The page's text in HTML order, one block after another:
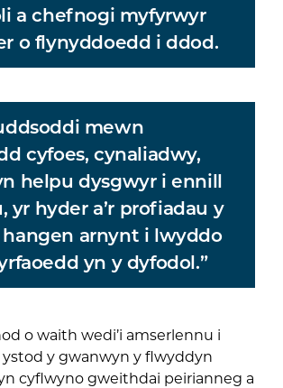
a chefnogi myfyrwyr
o flynyddoedd i ddod.
mewn
cyfoes, cynaliadwy,
helpu dysgwyr i ennill
yr hyder a’r profiadau y
hangen arnynt i lwyddo
yn y dyfodol.”
o waith wedi’i amserlennu i
y gwanwyn y flwyddyn
cyflwyno gweithdai peirianneg a